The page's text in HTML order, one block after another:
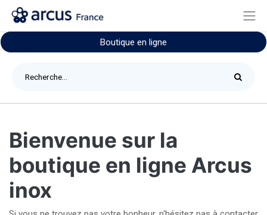
Boutique en ligne
Bienvenue sur la
boutique en ligne Arcus
inox